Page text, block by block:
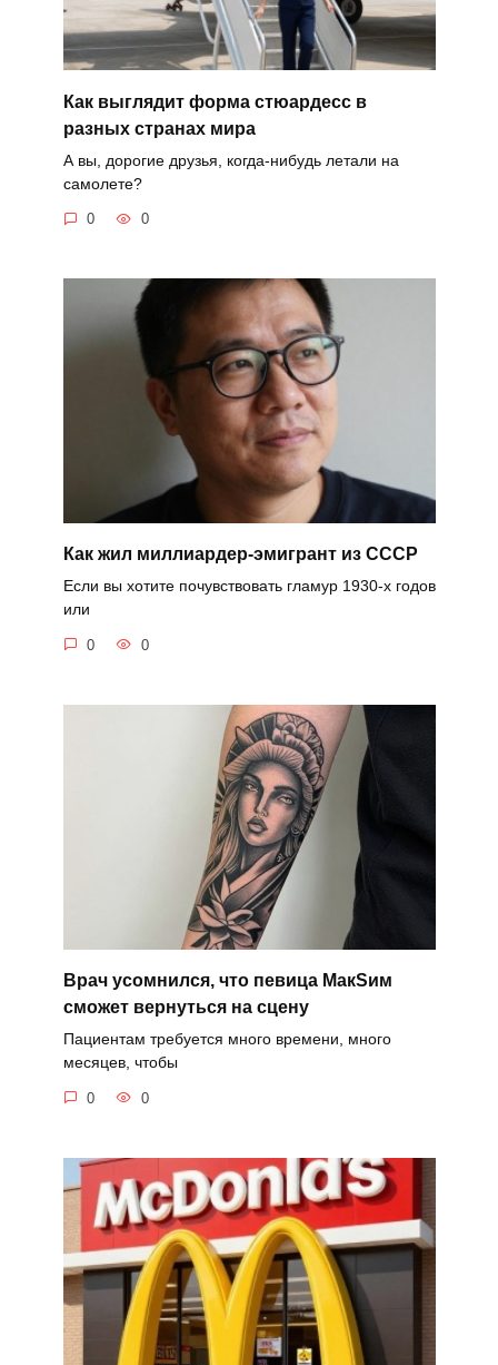
Как выглядит форма стюардесс в
разных странах мира
А вы, дорогие друзья, когда-нибудь летали на
самолете?
0 0
Как жил миллиардер-эмигрант из СССР
Если вы хотите почувствовать гламур 1930-х годов
или
0 0
Врач усомнился, что певица MaкSим
сможет вернуться на сцену
Пациентам требуется много времени, много
месяцев, чтобы
0 0